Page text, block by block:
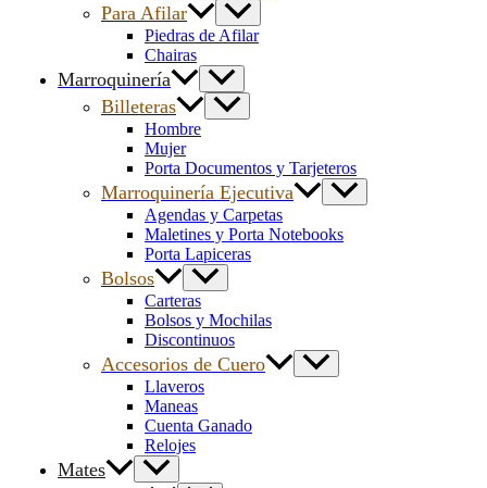
Para Afilar
Piedras de Afilar
Chairas
Marroquinería
Billeteras
Hombre
Mujer
Porta Documentos y Tarjeteros
Marroquinería Ejecutiva
Agendas y Carpetas
Maletines y Porta Notebooks
Porta Lapiceras
Bolsos
Carteras
Bolsos y Mochilas
Discontinuos
Accesorios de Cuero
Llaveros
Maneas
Cuenta Ganado
Relojes
Mates